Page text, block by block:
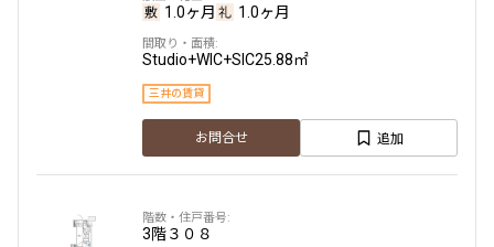
1.0ヶ月 1.0ヶ月
Studio+WIC+SIC25.88㎡
三井の賃貸
お問合せ 追加
3階３０８